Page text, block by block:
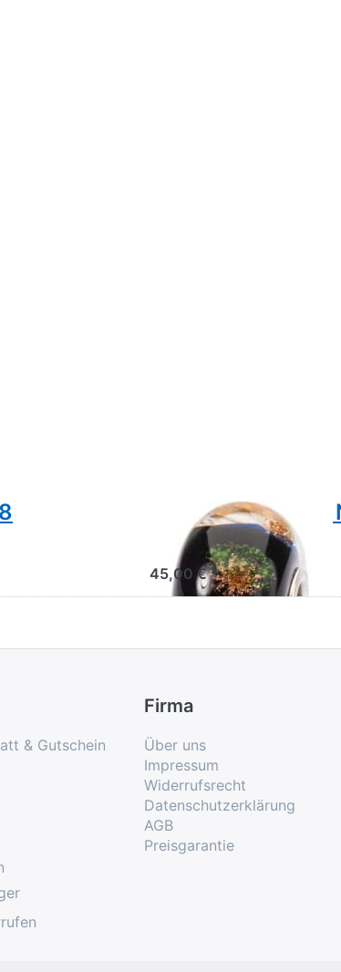
Trolbeads
limitiert
45,00 € *
& Gutschein
Firma
Über uns
Impressum
Widerrufsrecht
Datenschutzerklärung
AGB
Preisgarantie